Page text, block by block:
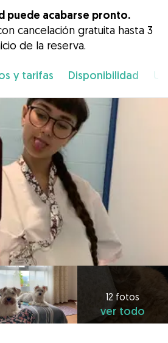
puede acabarse pronto.
cancelación gratuita hasta 3
de la reserva.
y tarifas Disponibilidad
12 fotos
ver todo